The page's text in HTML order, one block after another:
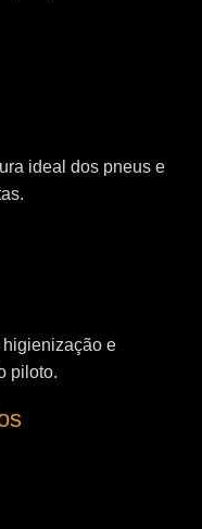
ideal dos pneus e
e
piloto.